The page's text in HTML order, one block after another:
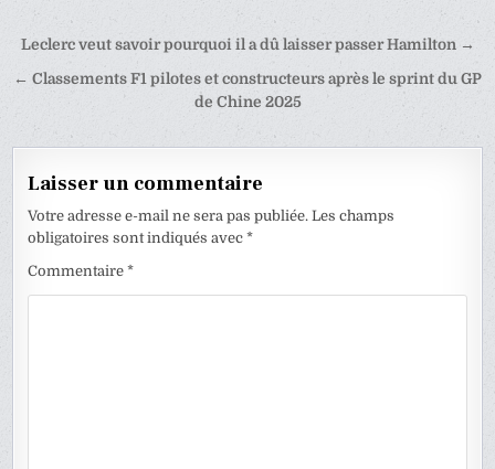
Navigation
de
Leclerc veut savoir pourquoi il a dû laisser passer Hamilton →
← Classements F1 pilotes et constructeurs après le sprint du GP
de Chine 2025
Laisser un commentaire
Votre adresse e-mail ne sera pas publiée. Les champs
obligatoires sont indiqués avec*
Commentaire*